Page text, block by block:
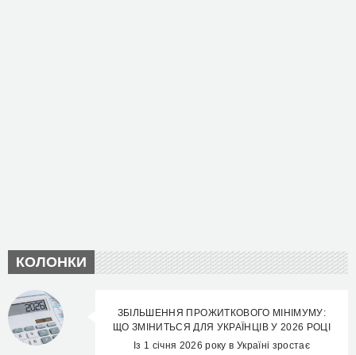
КОЛОНКИ
ЗБІЛЬШЕННЯ ПРОЖИТКОВОГО МІНІМУМУ:
ЩО ЗМІНИТЬСЯ ДЛЯ УКРАЇНЦІВ У 2026 РОЦІ
Із 1 січня 2026 року в Україні зростає